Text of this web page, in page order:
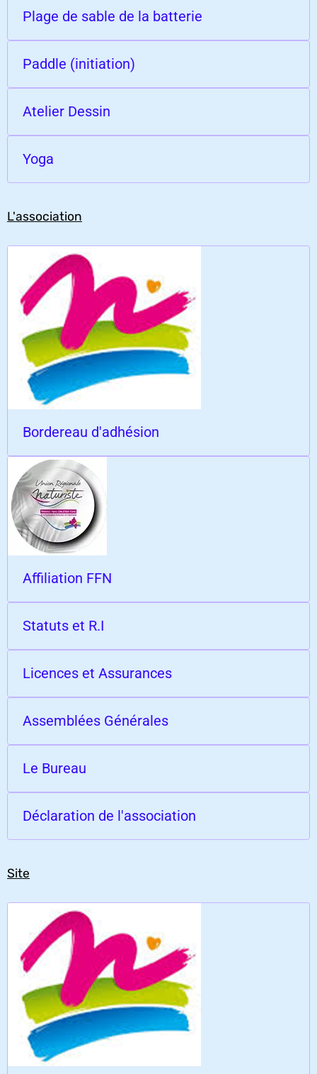
Plage de sable de la batterie
Paddle (initiation)
Atelier Dessin
Yoga
L'association
Bordereau d'adhésion
Affiliation FFN
Statuts et R.I
Licences et Assurances
Assemblées Générales
Le Bureau
Déclaration de l'association
Site